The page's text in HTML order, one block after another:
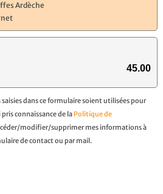
Ardèche
dans ce formulaire soient utilisées pour
connaissance de la Politique de
modifier/supprimer mes informations à
de contact ou par mail.